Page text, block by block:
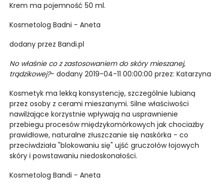
Krem ma pojemność 50 ml.
Kosmetolog Badni - Aneta
dodany przez Bandi.pl
No właśnie co z zastosowaniem do skóry mieszanej,
trądzikowej?- dodany 2019-04-11 00:00:00 przez: Katarzyna
Kosmetyk ma lekką konsystencję, szczególnie lubianą
przez osoby z cerami mieszanymi. Silne właściwości
nawilżające korzystnie wpływają na usprawnienie
przebiegu procesów międzykomórkowych jak chociażby
prawidłowe, naturalne złuszczanie się naskórka - co
przeciwdziała "blokowaniu się" ujść gruczołów łojowych
skóry i powstawaniu niedoskonałości.
Kosmetolog Bandi - Aneta